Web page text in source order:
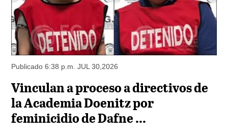
Publicado 6:38 p.m. JUL 30,2026
Vinculan a proceso a directivos de
la Academia Doenitz por
feminicidio de Dafne ...